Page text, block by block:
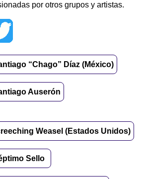
por otros grupos y artistas.
“Chago” Díaz (México)
Auserón
Weasel (Estados Unidos)
Sello